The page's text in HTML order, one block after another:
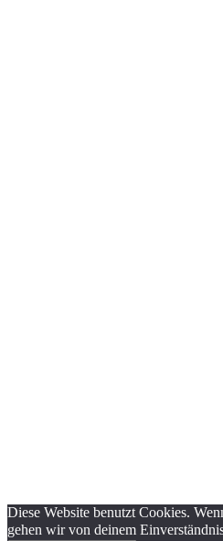
Diese Website benutzt Cookies.
gehen wir von deinem